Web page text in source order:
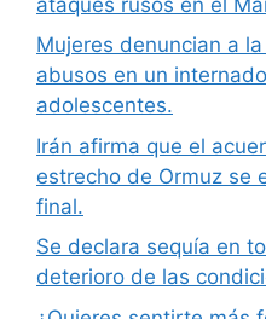
Mujeres denuncian a
abusos en un
adolescentes.
Irán afirma que el
estrecho de Ormuz se
final.
Se declara sequía en
deterioro de las